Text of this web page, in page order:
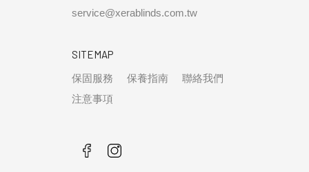
service@xerablinds.com.tw
SITEMAP
保固服務 保養指南
聯絡我們
注意事項